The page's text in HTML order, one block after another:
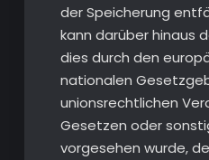
der Speicherung
kann darüber hinaus
dies durch den
nationalen
unionsrechtlichen
Gesetzen oder
vorgesehen wurde,